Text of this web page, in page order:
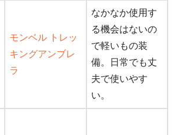
モンベル トレッ
キングアンブレ
ラ
なかなか使用す
る機会はないの
で軽いもの装
備。日常でも丈
夫で使いやす
い。